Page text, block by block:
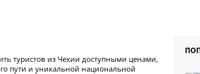
туристов из Чехии доступными ценами,
пути и уникальной национальной